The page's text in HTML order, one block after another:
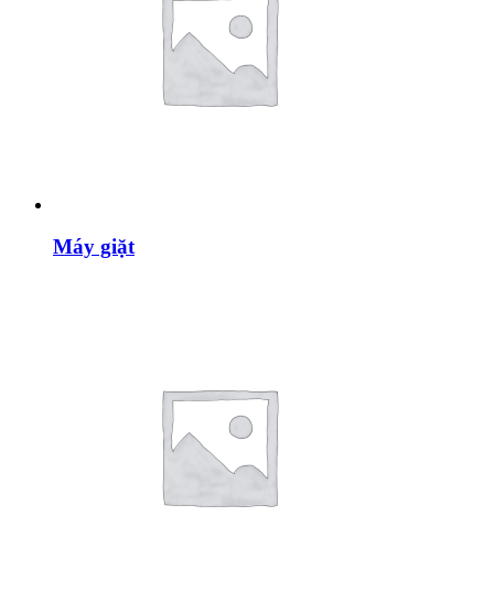
Máy giặt